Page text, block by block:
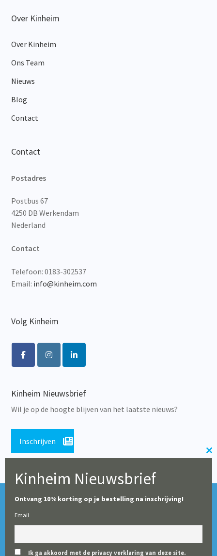
Over Kinheim
Over Kinheim
Ons Team
Nieuws
Blog
Contact
Contact
Postadres
Postbus 67
4250 DB Werkendam
Nederland
Contact
Telefoon: 0183-302537
Email: info@kinheim.com
Volg Kinheim
Kinheim Nieuwsbrief
Wil je op de hoogte blijven van het laatste nieuws?
Inschrijven
© Alle rechten voorbehouden 2026 | Educatieve Uitgeverij
Tijdens de zomerperiode blijft onze webshop geopend,
van alle bestellingen voor scholen.
Kinheim Nieuwsbrief
Ontvang 10% korting op je bestelling na inschrijving!
Email
Ik ga akkoord met de privacy verklaring van deze site.